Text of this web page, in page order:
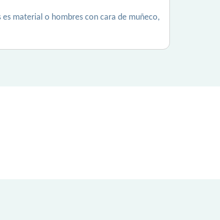
material o hombres con cara de muñeco,